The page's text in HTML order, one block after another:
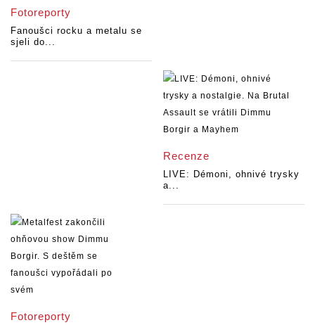
Fotoreporty
Fanoušci rocku a metalu se
sjeli do...
Recenze
LIVE: Démoni, ohnivé trysky
a...
Fotoreporty